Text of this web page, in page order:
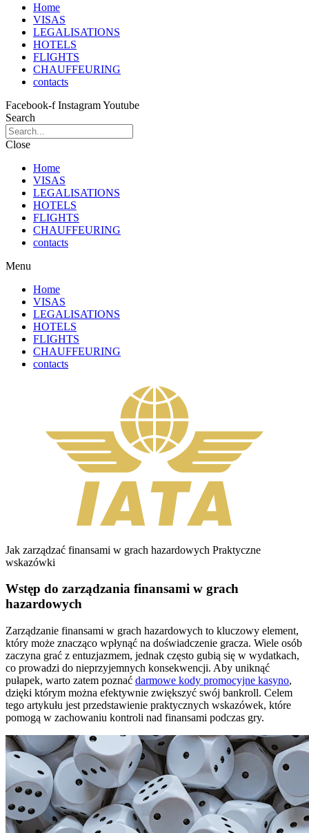
Home
VISAS
LEGALISATIONS
HOTELS
FLIGHTS
CHAUFFEURING
contacts
Facebook-f InstagramYoutube
Search
Close
Home
VISAS
LEGALISATIONS
HOTELS
FLIGHTS
CHAUFFEURING
contacts
Menu
Home
VISAS
LEGALISATIONS
HOTELS
FLIGHTS
CHAUFFEURING
contacts
Jak zarządzać finansami w grach hazardowych Praktyczne
wskazówki
Wstęp do zarządzania finansami w grach
hazardowych
Zarządzanie finansami w grach hazardowych to kluczowy element,
który może znacząco wpłynąć na doświadczenie gracza. Wiele osób
zaczyna grać z entuzjazmem, jednak często gubią się w wydatkach,
co prowadzi do nieprzyjemnych konsekwencji. Aby uniknąć
pułapek, warto zatem poznać darmowe kody promocyjne kasyno,
dzięki którym można efektywnie zwiększyć swój bankroll. Celem
tego artykułu jest przedstawienie praktycznych wskazówek, które
pomogą w zachowaniu kontroli nad finansami podczas gry.